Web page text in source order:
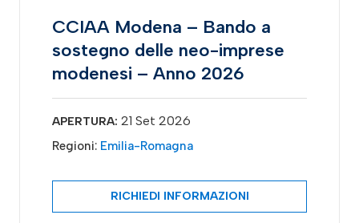
CCIAA Modena – Bando a
sostegno delle neo-imprese
modenesi – Anno 2026
APERTURA: 21 Set 2026
Regioni: Emilia-Romagna
RICHIEDI INFORMAZIONI